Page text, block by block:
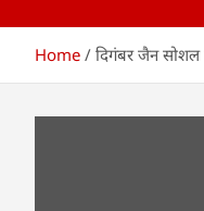
Home दिगंबर जैन सोशल